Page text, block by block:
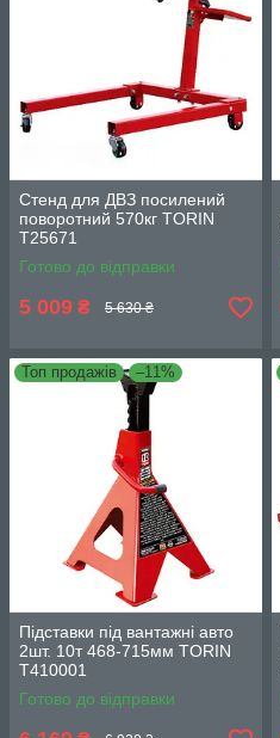
Стенд для ДВЗ посилений
поворотний 570кг TORIN
T25671
Готово до відправки
5 009 ₴ 5 630 ₴
Топ продажів –11%
Підставки під вантажні авто
2шт. 10т 468-715мм TORIN
T410001
Готово до відправки